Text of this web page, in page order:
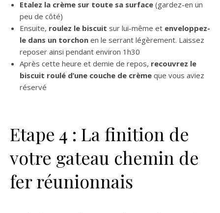
Etalez la crème sur toute sa surface (gardez-en un
peu de côté)
Ensuite, roulez le biscuit sur lui-même et enveloppez-
le dans un torchon en le serrant légèrement. Laissez
reposer ainsi pendant environ 1h30
Après cette heure et demie de repos, recouvrez le
biscuit roulé d’une couche de crème que vous aviez
réservé
Etape 4 : La finition de
votre gateau chemin de
fer réunionnais